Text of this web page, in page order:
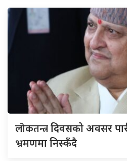
लोकतन्त्रदिवसको अवसर पारी
भ्रमणमा निस्कँदै